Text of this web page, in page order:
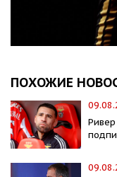
ПОХОЖИЕ
Ривер